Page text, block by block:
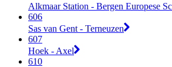
Alkmaar Station - Bergen Europese
606
Sas van Gent - Terneuzen
607
Hoek - Axel
610